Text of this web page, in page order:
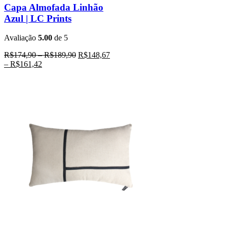
Capa Almofada Linhão
Azul | LC Prints
Avaliação 5.00 de 5
R$174,90–R$189,90 R$148,67
– R$161,42